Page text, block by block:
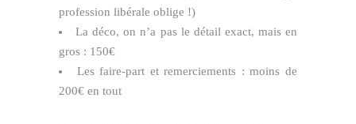
profession libérale oblige !)
La déco, on n’a pas le détail exact, mais en
gros : 150€
Les faire-part et remerciements : moins de
200€ en tout